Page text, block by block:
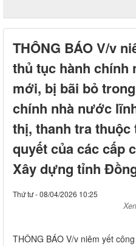
THÔNG BÁO V/v
thủ tục hành chính
mới, bị bãi bỏ
chính nhà nước
thị, thanh tra thuộc
quyết của các cấp
Xây dựng tỉnh
Thứ tư - 08/04/2026 10:25
THÔNG BÁO V/v niêm yết